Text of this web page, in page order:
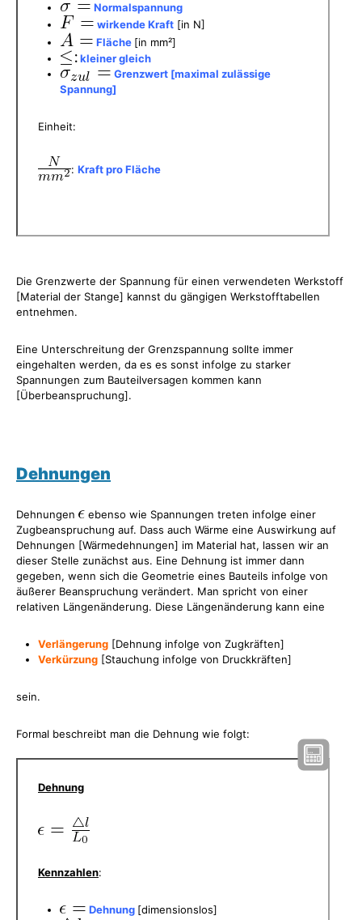
Normalspannung
wirkende Kraft [in N]
Fläche [in mm²]
kleiner gleich
Grenzwert [maximal zulässige
Spannung]
Einheit:
: Kraft pro Fläche
Die Grenzwerte der Spannung für einen verwendeten Werkstoff
[Material der Stange] kannst du gängigen Werkstofftabellen
entnehmen.
Eine Unterschreitung der Grenzspannung sollte immer
eingehalten werden, da es es sonst infolge zu starker
Spannungen zum Bauteilversagen kommen kann
[Überbeanspruchung].
Dehnungen
Dehnungen
ebenso wie Spannungen treten infolge einer
Zugbeanspruchung auf. Dass auch Wärme eine Auswirkung auf
Dehnungen [Wärmedehnungen] im Material hat, lassen wir an
dieser Stelle zunächst aus. Eine Dehnung ist immer dann
gegeben, wenn sich die Geometrie eines Bauteils infolge von
äußerer Beanspruchung verändert. Man spricht von einer
relativen Längenänderung. Diese Längenänderung kann eine
Verlängerung [Dehnung infolge von Zugkräften]
Verkürzung [Stauchung infolge von Druckkräften]
sein.
Formal beschreibt man die Dehnung wie folgt:
Dehnung
Kennzahlen:
Dehnung [dimensionslos]